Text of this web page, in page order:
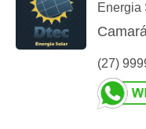
Energia
(27)